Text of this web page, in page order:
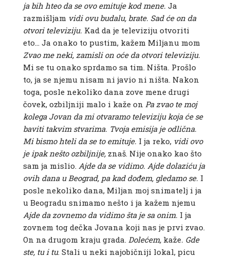
ja bih hteo da se ovo emituje kod mene. Ja
razmišljam vidi ovu budalu, brate. Sad će on da
otvori televiziju. Kad da je televiziju otvoriti
eto… Ja onako to pustim, kažem Miljanu mom
Zvao me neki, zamisli on oće da otvori televiziju.
Mi se tu onako sprdamo sa tim. Ništa. Prošlo
to, ja se njemu nisam ni javio ni ništa. Nakon
toga, posle nekoliko dana zove mene drugi
čovek, ozbiljniji malo i kaže on Pa zvao te moj
kolega Jovan da mi otvaramo televiziju koja će se
baviti takvim stvarima. Tvoja emisija je odlična.
Mi bismo hteli da se to emituje. I ja reko, vidi ovo
je ipak nešto ozbiljnije, znaš. Nije onako kao što
sam ja mislio. Ajde da se vidimo. Ajde dolaziću ja
ovih dana u Beograd, pa kad dođem, gledamo se. I
posle nekoliko dana, Miljan moj snimatelj i ja
u Beogradu snimamo nešto i ja kažem njemu
Ajde da zovnemo da vidimo šta je sa onim. I ja
zovnem tog dečka Jovana koji nas je prvi zvao.
On na drugom kraju grada. Dolećem,kaže. Gde
ste, tu i tu. Stali u neki najobičniji lokal, picu